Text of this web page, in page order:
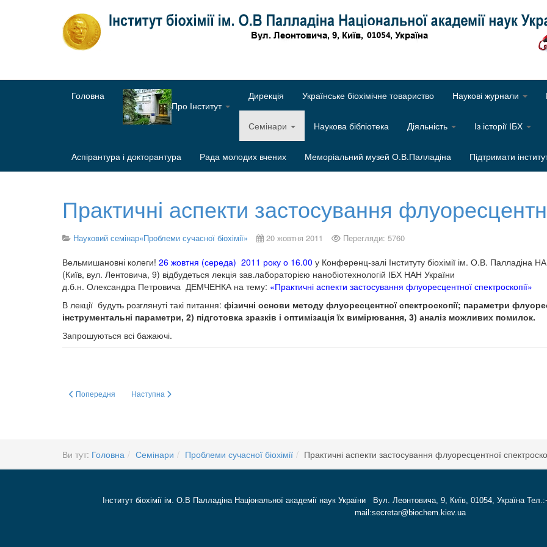
Головна
Про Інститут
Дирекція Українське біохімічне товариство Наукові журнали
Семінари Наукова бібліотека Діяльність Із історії ІБХ
Аспірантура і докторантура Рада молодих вчених Меморіальний музей О.В.Палладіна Підтримати
Практичні аспекти застосування
Науковий семінар«Проблеми сучасної біохімії» 20 жовтня 2011 Перегляди: 5760
Вельмишановні колеги! 26 жовтня (середа) 2011 року о 16.00 у Конференц-залі Інституту біохімії ім. О.В. Палладіна
(Київ, вул. Лентовича, 9) відбудеться лекція зав.лабораторією нанобіотехнологій ІБХ НАН України
д.б.н. Олександра Петровича ДЕМЧЕНКА на тему: «Практичні аспекти застосування флуоресцентної спектроскопії»
В лекції будуть розглянуті такі питання: фізичні основи методу флуоресцентної спектроскопії; параметри
інструментальні параметри, 2) підготовка зразків і оптимізація їх вимірювання, 3) аналіз можливих помилок.
Запрошуються всі бажаючі.
Попередня стаття: Cтипендії імені видатних біохіміків академіка НАНУ В.О.Беліцера, академіка НАНУ М.Ф.Гулого, академіка НАНУ
Попередня Наступна стаття: The activity of superoxide dismutase and intensity of oxidative stress in the application of cluster
Наступна
Ви тут: Головна Семінари Проблеми сучасної біохімії Практичні аспекти застосування флуоресцентної
Інститут біохімії ім. О.В Палладіна Національної академії наук України Вул. Леонтовича, 9, Київ, 01054, Україна
mail:secretar@biochem.kiev.ua